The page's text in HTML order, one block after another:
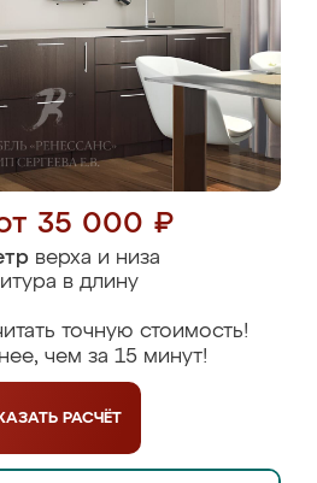
35 000 ₽
верха и низа
в длину
точную стоимость!
чем за 15 минут!
РАСЧЁТ